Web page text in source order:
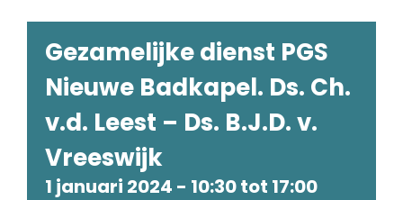
Gezamelijke dienst PGS
Nieuwe Badkapel. Ds. Ch.
v.d. Leest – Ds. B.J.D. v.
Vreeswijk
1 januari 2024 - 10:30tot 17:00